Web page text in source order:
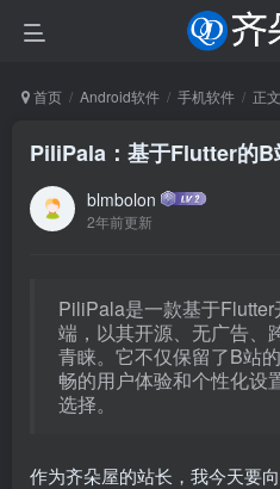
首页 Android软件 手机软件 正文
PiliPala：基于Flutter的B
blmbolon
2年前更新
PiliPala是一款基于
端，以其开源、无广告、
青睐。它不仅保留了B站
畅的用户体验和个性化设
选择。
作为齐朵屋的站长，我今天要